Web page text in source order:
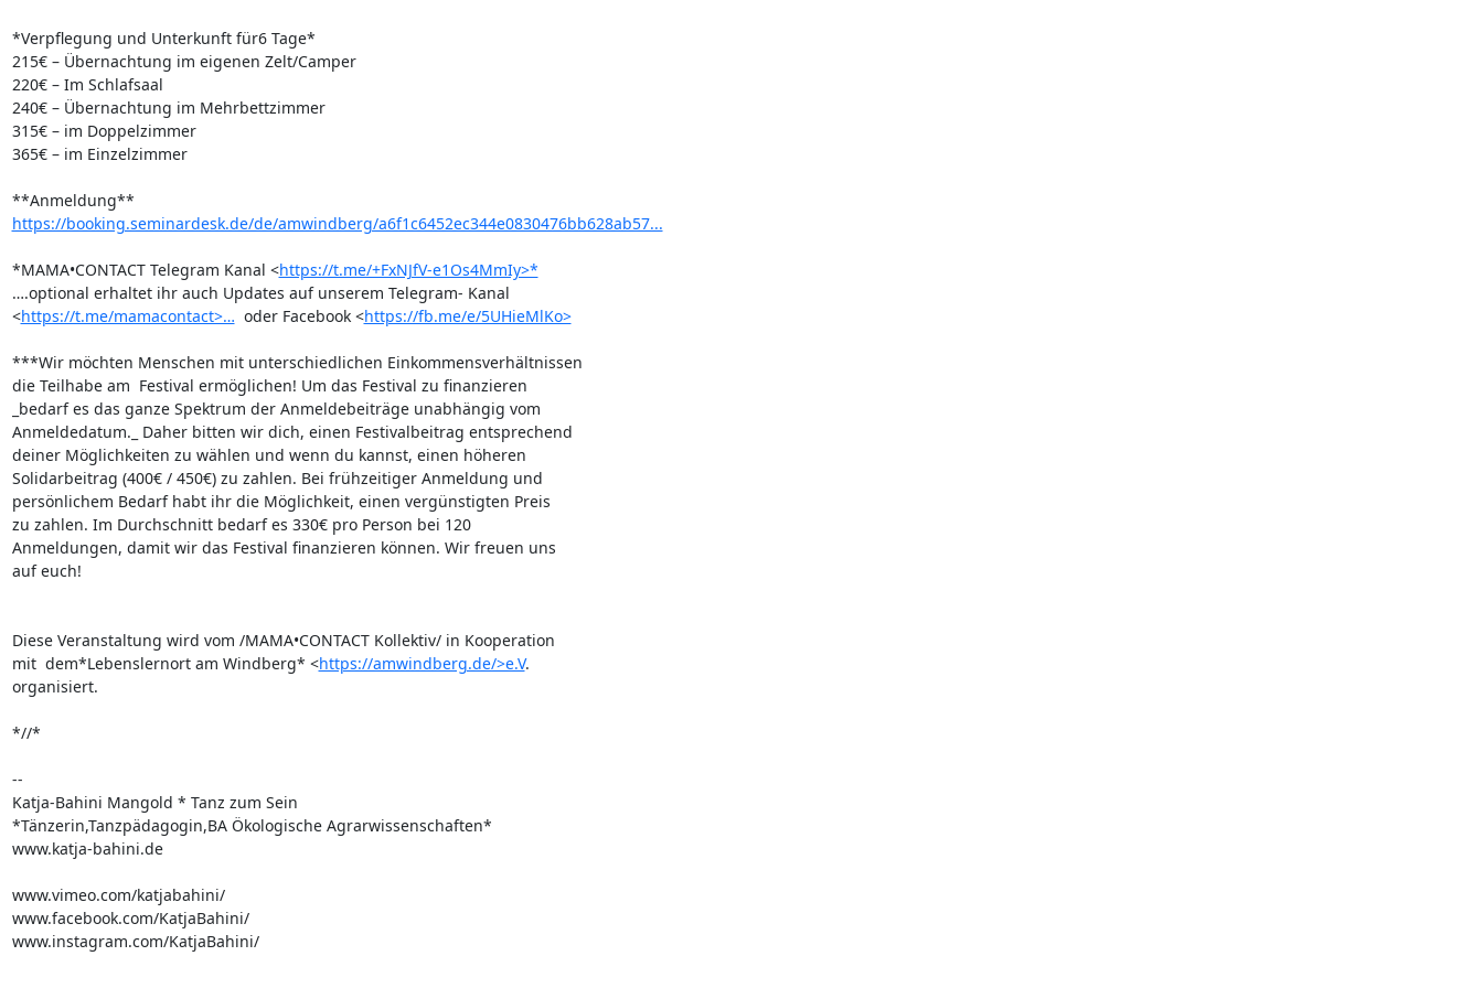
*Verpflegung und Unterkunft für6 Tage*
215€ – Übernachtung im eigenen Zelt/Camper
220€ – Im Schlafsaal
240€ – Übernachtung im Mehrbettzimmer
315€ – im Doppelzimmer
365€ – im Einzelzimmer
https://booking.seminardesk.de/de/amwindberg/a6f1c6452ec344e0830476bb628ab57...
*MAMA•CONTACT Telegram Kanal <https://t.me/+FxNJfV-e1Os4MmIy>*
….optional erhaltet ihr auch Updates auf unserem Telegram- Kanal
<https://t.me/mamacontact>… oder Facebook <https://fb.me/e/5UHieMlKo>
***Wir möchten Menschen mit unterschiedlichen Einkommensverhältnissen
die Teilhabe am  Festival ermöglichen! Um das Festival zu finanzieren
_bedarf es das ganze Spektrum der Anmeldebeiträge unabhängig vom
Anmeldedatum._ Daher bitten wir dich, einen Festivalbeitrag entsprechend
deiner Möglichkeiten zu wählen und wenn du kannst, einen höheren
Solidarbeitrag (400€ / 450€) zu zahlen. Bei frühzeitiger Anmeldung und
persönlichem Bedarf habt ihr die Möglichkeit, einen vergünstigten Preis
zu zahlen. Im Durchschnitt bedarf es 330€ pro Person bei 120
Anmeldungen, damit wir das Festival finanzieren können. Wir freuen uns
auf euch!
Diese Veranstaltung wird vom /MAMA•CONTACT Kollektiv/ in Kooperation
mit  dem*Lebenslernort am Windberg* <https://amwindberg.de/>e.V.
organisiert.
*//*
--
Katja-Bahini Mangold * Tanz zum Sein
*Tänzerin,Tanzpädagogin,BA Ökologische Agrarwissenschaften*
www.katja-bahini.de
www.vimeo.com/katjabahini/
www.facebook.com/KatjaBahini/
www.instagram.com/KatjaBahini/